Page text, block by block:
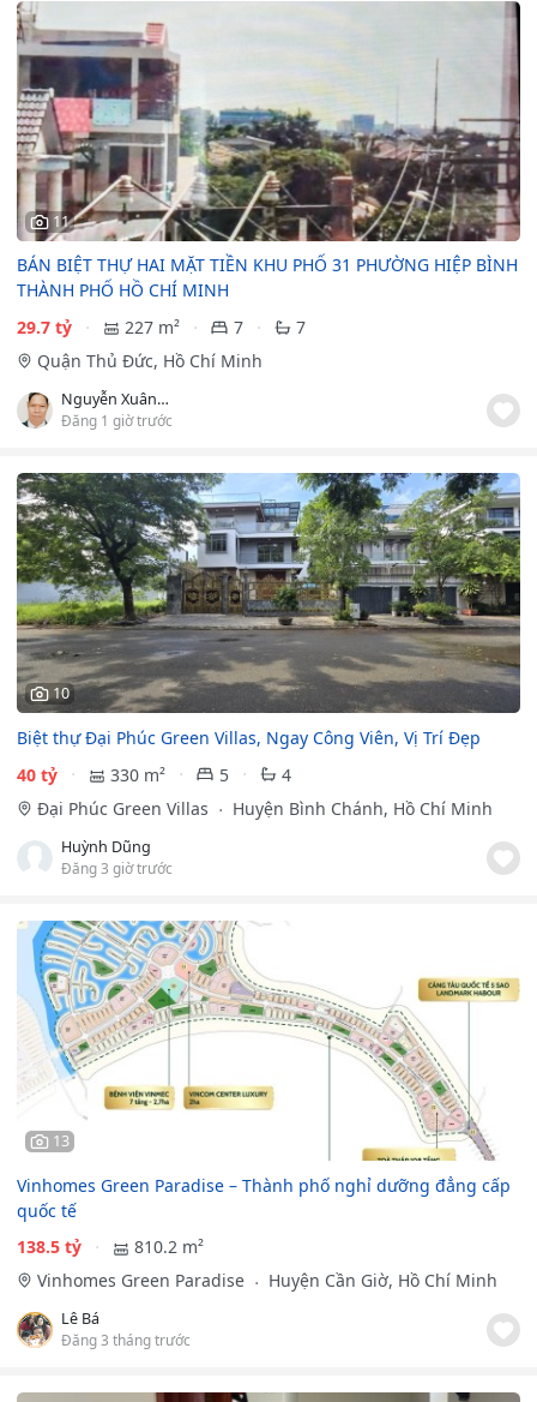
11
BÁN BIỆT THỰ HAI MẶT TIỀN KHU PHỐ 31 PHƯỜNG HIỆP BÌNH
THÀNH PHỐ HỒ CHÍ MINH
29.7 tỷ
227 m² 7
7
Quận Thủ Đức, Hồ Chí Minh
Nguyễn Xuân Hiền
Đăng 1 giờ trước
10
Biệt thự Đại Phúc Green Villas, Ngay Công Viên, Vị Trí Đẹp
40 tỷ
330 m² 5
4
Đại Phúc Green Villas
Huyện Bình Chánh, Hồ Chí Minh
Huỳnh Dũng
Đăng 3 giờ trước
13
Vinhomes Green Paradise – Thành phố nghỉ dưỡng đẳng cấp
quốc tế
138.5 tỷ
810.2 m²
Vinhomes Green Paradise
Huyện Cần Giờ, Hồ Chí Minh
Lê Bá
Đăng 3 tháng trước